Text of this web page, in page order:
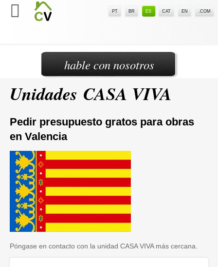
PT BR ES CAT EN .COM
Unidades CASA VIVA
Pedir presupuesto gratos para obras
en Valencia
Póngase en contacto con la unidad CASA VIVA más cercana.
hable con nosotros